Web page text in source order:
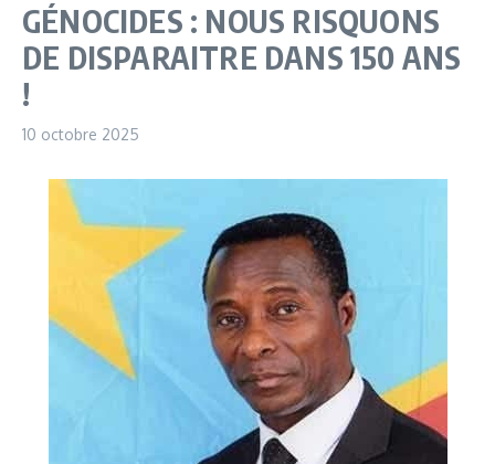
GÉNOCIDES : NOUS RISQUONS
DE DISPARAITRE DANS 150 ANS
!
10 octobre 2025